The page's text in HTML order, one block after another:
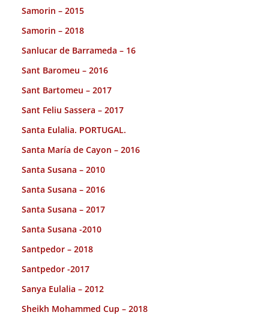
Samorin – 2015
Samorin – 2018
Sanlucar de Barrameda – 16
Sant Baromeu – 2016
Sant Bartomeu – 2017
Sant Feliu Sassera – 2017
Santa Eulalia. PORTUGAL.
Santa María de Cayon – 2016
Santa Susana – 2010
Santa Susana – 2016
Santa Susana – 2017
Santa Susana -2010
Santpedor – 2018
Santpedor -2017
Sanya Eulalia – 2012
Sheikh Mohammed Cup – 2018